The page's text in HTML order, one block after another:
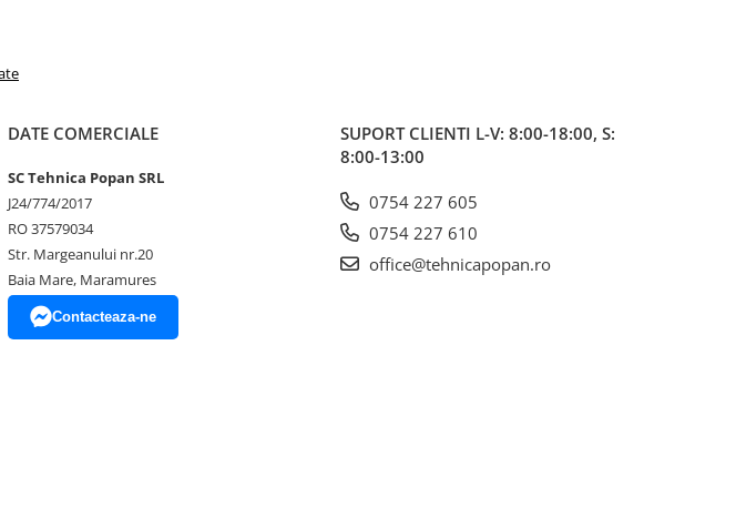
DATE COMERCIALE
SC Tehnica Popan SRL
J24/774/2017
RO 37579034
Str. Margeanului nr.20
Baia Mare, Maramures
Contacteaza-ne
SUPORT CLIENTI L-V: 8:00-18:00, S:
8:00-13:00
0754 227 605
0754 227 610
office@tehnicapopan.ro